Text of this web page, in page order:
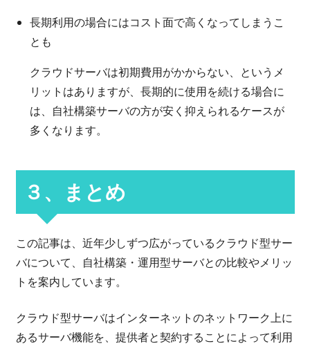
長期利用の場合にはコスト面で高くなってしまうこ
とも
クラウドサーバは初期費用がかからない、というメ
リットはありますが、長期的に使用を続ける場合に
は、自社構築サーバの方が安く抑えられるケースが
多くなります。
３、まとめ
この記事は、近年少しずつ広がっているクラウド型サー
バについて、自社構築・運用型サーバとの比較やメリッ
トを案内しています。
クラウド型サーバはインターネットのネットワーク上に
あるサーバ機能を、提供者と契約することによって利用